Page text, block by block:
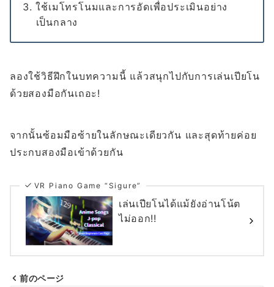
ใช้เมโทรโนมและการอัดเพื่อประเมินอย่าง
เป็นกลาง
ลองใช้วิธีฝึกในบทความนี้ แล้วสนุกไปกับการเล่นเปียโน
ด้วยสองมือกันเถอะ!
จากนั้นซ้อมมือซ้ายในลักษณะเดียวกัน และสุดท้ายค่อย
ประกบสองมือเข้าด้วยกัน
VR Piano Game “Sigure”
เล่นเปียโนได้แม้ยังอ่านโน้ต
ไม่ออก!!
前のページ